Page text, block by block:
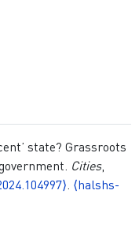
state? Grassroots
Cities,
⟨halshs-